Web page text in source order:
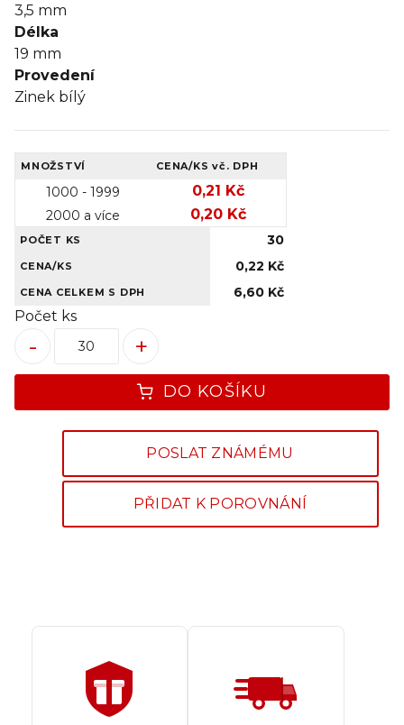
3,5 mm
Délka
19 mm
Provedení
Zinek bílý
MNOŽSTVÍ CENA/KSvč. DPH
1000 - 1999 0,21 Kč
2000 a více 0,20 Kč
POČET KS 30
CENA/KS 0,22 Kč
CENA CELKEM S DPH 6,60 Kč
Počet ks
+
-
DO KOŠÍKU
POSLAT ZNÁMÉMU
PŘIDAT K POROVNÁNÍ